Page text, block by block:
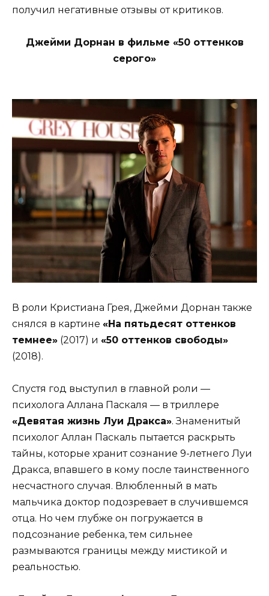
получил негативные отзывы от критиков.
Джейми Дорнан в фильме «50 оттенков
серого»
В роли Кристиана Грея, Джейми Дорнан также
снялся в картине «На пятьдесят оттенков
темнее» (2017) и «50 оттенков свободы»
(2018).
Спустя год выступил в главной роли —
психолога Аллана Паскаля — в триллере
«Девятая жизнь Луи Дракса». Знаменитый
психолог Аллан Паскаль пытается раскрыть
тайны, которые хранит сознание 9-летнего Луи
Дракса, впавшего в кому после таинственного
несчастного случая. Влюбленный в мать
мальчика доктор подозревает в случившемся
отца. Но чем глубже он погружается в
подсознание ребенка, тем сильнее
размываются границы между мистикой и
реальностью.